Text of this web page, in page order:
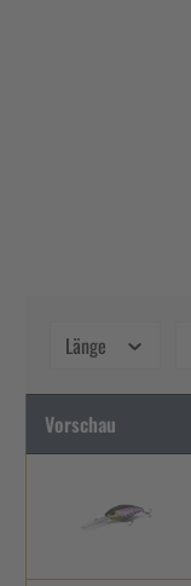
Länge
Vorschau